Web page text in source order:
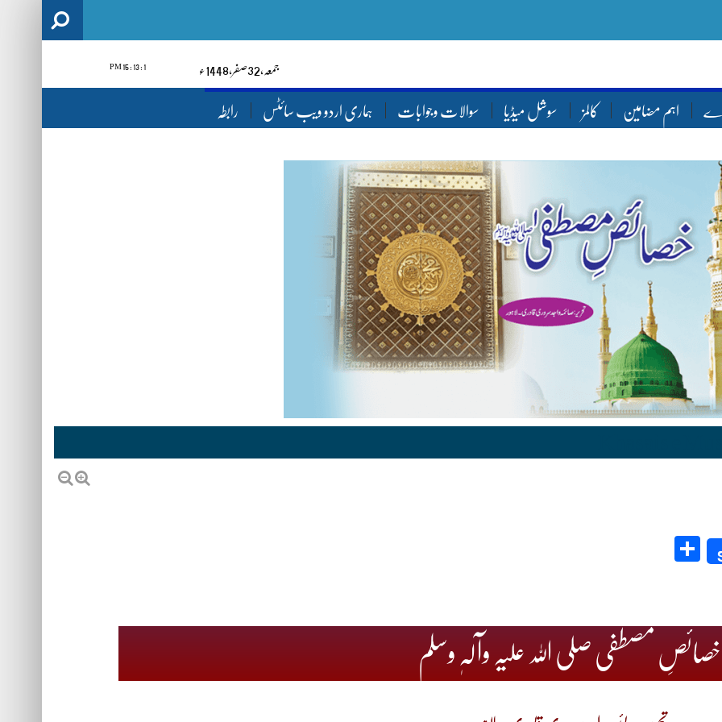
1 : 13 : 17 PM جمعہ‬‮, 23صفر‬, 1448ء
اہم مضامین کالمز سوشل میڈیا سوالات وجوابات ہماری اردو ویب سائٹس رابطہ
خصائصِ مصطفی صلی اللہ علیہ وآلہٖ وسلم